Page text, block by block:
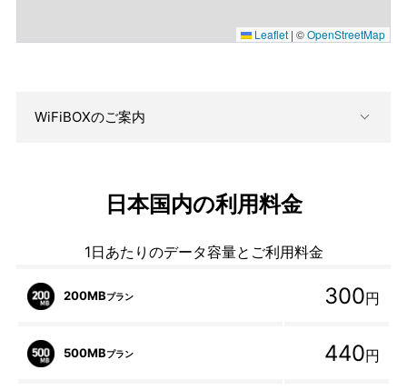
Leaflet | ©OpenStreetMap
WiFiBOXのご案内
日本国内の利用料金
1日あたりのデータ容量とご利用料金
200MBプラン 300円
500MBプラン 440円